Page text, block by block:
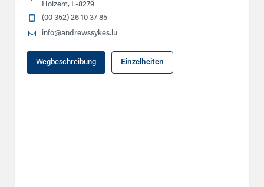
Holzem, L-8279
(00 352) 26 10 37 85
info@andrewssykes.lu
Wegbeschreibung Einzelheiten